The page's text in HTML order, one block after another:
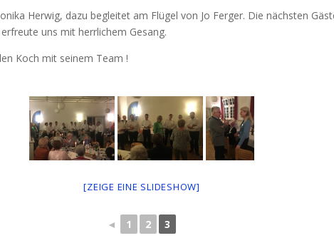
Herwig, dazu begleitet am Flügel von Jo Ferger. Die nächsten
uns mit herrlichem Gesang.
Koch mit seinem Team !
[ZEIGE EINE SLIDESHOW]
◄ 1 2 3